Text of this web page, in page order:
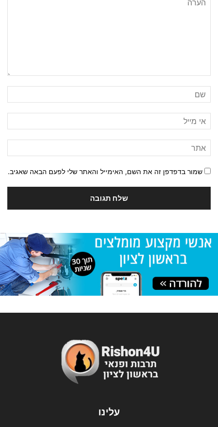
שמור בדפדפן זה את השם, האימייל והאתר שלי לפעם הבאה שאגיב.
עלינו